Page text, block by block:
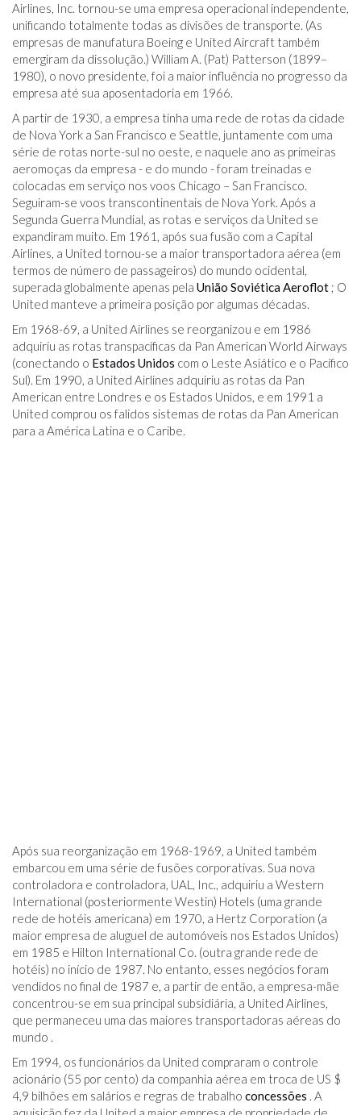
Airlines, Inc. tornou-se uma empresa operacional independente,
unificando totalmente todas as divisões de transporte. (As
empresas de manufatura Boeing e United Aircraft também
emergiram da dissolução.) William A. (Pat) Patterson (1899–
1980), o novo presidente, foi a maior influência no progresso da
empresa até sua aposentadoria em 1966.
A partir de 1930, a empresa tinha uma rede de rotas da cidade
de Nova York a San Francisco e Seattle, juntamente com uma
série de rotas norte-sul no oeste, e naquele ano as primeiras
aeromoças da empresa - e do mundo - foram treinadas e
colocadas em serviço nos voos Chicago – San Francisco.
Seguiram-se voos transcontinentais de Nova York. Após a
Segunda Guerra Mundial, as rotas e serviços da United se
expandiram muito. Em 1961, após sua fusão com a Capital
Airlines, a United tornou-se a maior transportadora aérea (em
termos de número de passageiros) do mundo ocidental,
superada globalmente apenas pela União SoviéticaAeroflot ; O
United manteve a primeira posição por algumas décadas.
Em 1968-69, a United Airlines se reorganizou e em 1986
adquiriu as rotas transpacíficas da Pan American World Airways
(conectando o Estados Unidos com o Leste Asiático e o Pacífico
Sul). Em 1990, a United Airlines adquiriu as rotas da Pan
American entre Londres e os Estados Unidos, e em 1991 a
United comprou os falidos sistemas de rotas da Pan American
para a América Latina e o Caribe.
Após sua reorganização em 1968-1969, a United também
embarcou em uma série de fusões corporativas. Sua nova
controladora e controladora, UAL, Inc., adquiriu a Western
International (posteriormente Westin) Hotels (uma grande
rede de hotéis americana) em 1970, a Hertz Corporation (a
maior empresa de aluguel de automóveis nos Estados Unidos)
em 1985 e Hilton International Co. (outra grande rede de
hotéis) no início de 1987. No entanto, esses negócios foram
vendidos no final de 1987 e, a partir de então, a empresa-mãe
concentrou-se em sua principal subsidiária, a United Airlines,
que permaneceu uma das maiores transportadoras aéreas do
mundo .
Em 1994, os funcionários da United compraram o controle
acionário (55 por cento) da companhia aérea em troca de US $
4,9 bilhões em salários e regras de trabalho concessões . A